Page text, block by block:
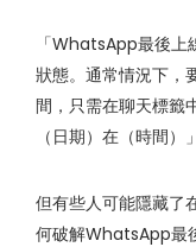
「WhatsApp最後上
狀態。通常情況下，
間，只需在聊天標籤
（日期）在（時間）
但有些人可能隱藏了
何破解WhatsApp最